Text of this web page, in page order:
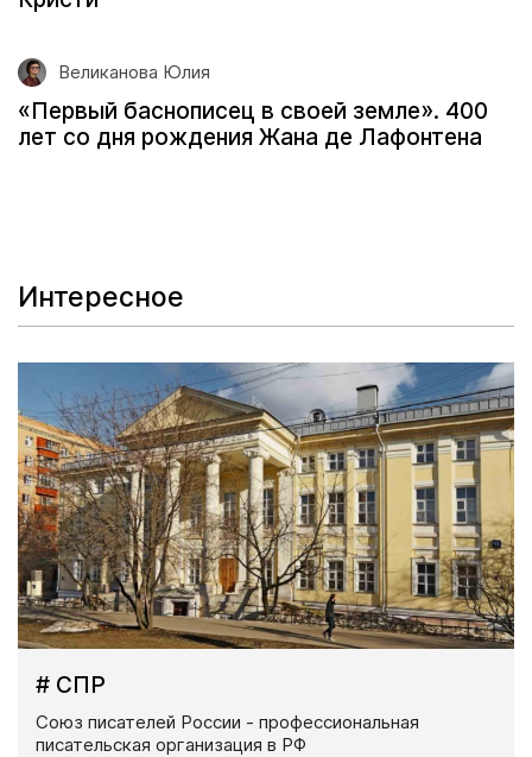
Великанова Юлия
«Первый баснописец в своей земле». 400
лет со дня рождения Жана де Лафонтена
Интересное
# СПР
Союз писателей России - профессиональная
писательская организация в РФ